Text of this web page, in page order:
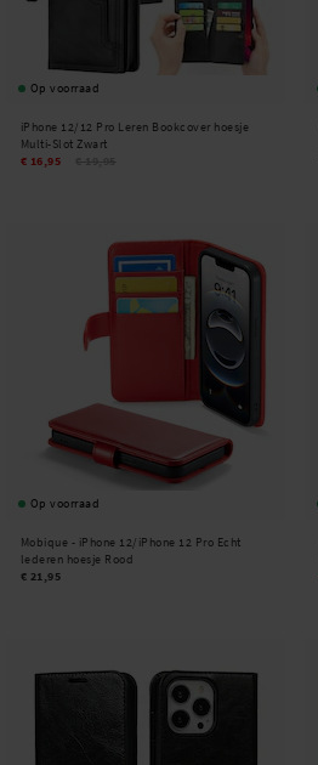
Op voorraad
iPhone 12/12 Pro Leren Bookcover hoesje
Multi-Slot Zwart
€ 16,95
Op voorraad
Mobique - iPhone 12/iPhone 12 Pro Echt
lederen hoesje Rood
€ 21,95